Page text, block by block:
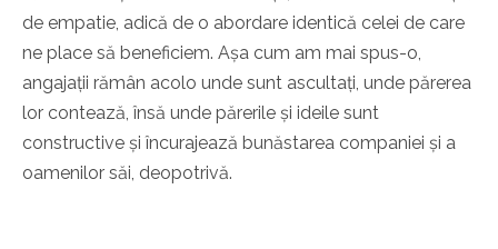
de empatie, adică de o abordare identică celei de care
ne place să beneficiem. Așa cum am mai spus-o,
angajații rămân acolo unde sunt ascultați, unde părerea
lor contează, însă unde părerile și ideile sunt
constructive și încurajează bunăstarea companiei și a
oamenilor săi, deopotrivă.